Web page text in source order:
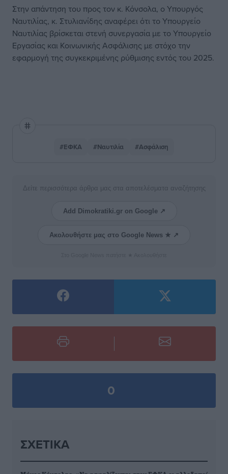
Στην απάντηση του προς τον κ. Κόνσολα, ο Υπουργός
Ναυτιλίας, κ. Στυλιανίδης αναφέρει ότι το Υπουργείο
Ναυτιλίας βρίσκεται στενή συνεργασία με το Υπουργείο
Εργασίας και Κοινωνικής Ασφάλισης με στόχο την
εφαρμογή της συγκεκριμένης ρύθμισης εντός του 2025.
#ΕΦΚΑ #Ναυτιλία #Ασφάλιση
Δείτε περισσότερα άρθρα μας στα αποτελέσματα αναζήτησης
Add Dimokratiki.gr on Google ↗
Ακολουθήστε μας στο Google News ★ ↗
0
ΣΧΕΤΙΚΆ